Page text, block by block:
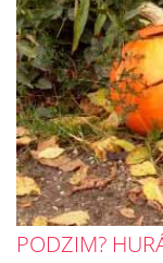
PODZIM?